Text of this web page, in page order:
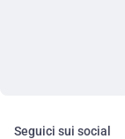
Seguici sui social